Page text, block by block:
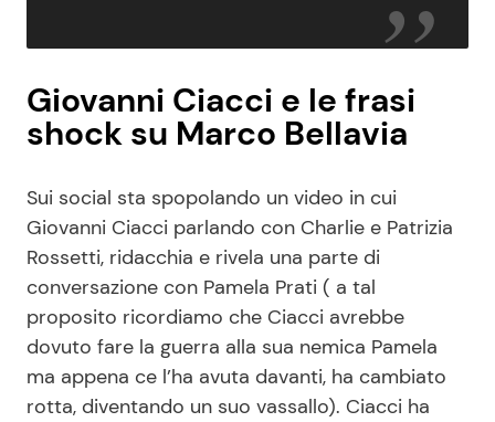
Giovanni Ciacci e le frasi
shock su Marco Bellavia
Sui social sta spopolando un video in cui
Giovanni Ciacci parlando con Charlie e Patrizia
Rossetti, ridacchia e rivela una parte di
conversazione con Pamela Prati ( a tal
proposito ricordiamo che Ciacci avrebbe
dovuto fare la guerra alla sua nemica Pamela
ma appena ce l’ha avuta davanti, ha cambiato
rotta, diventando un suo vassallo). Ciacci ha